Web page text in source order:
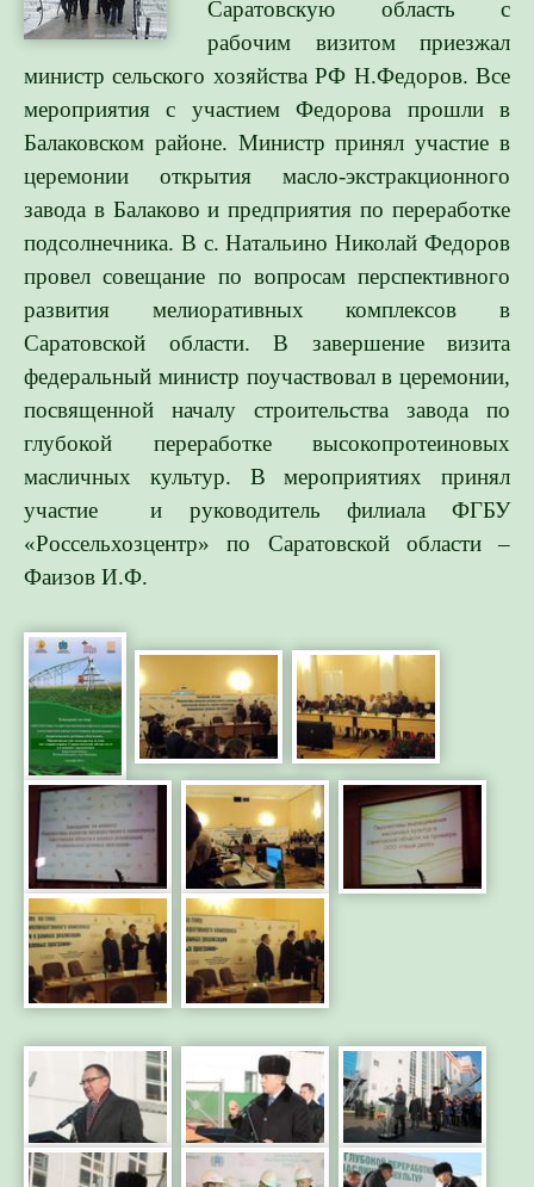
Саратовскую область с
рабочим визитом приезжал
министр сельского хозяйства РФ Н.Федоров. Все
мероприятия с участием Федорова прошли в
Балаковском районе. Министр принял участие в
церемонии открытия масло-экстракционного
завода в Балаково и предприятия по переработке
подсолнечника. В с. Натальино Николай Федоров
провел совещание по вопросам перспективного
развития мелиоративных комплексов в
Саратовской области. В завершение визита
федеральный министр поучаствовал в церемонии,
посвященной началу строительства завода по
глубокой переработке высокопротеиновых
масличных культур. В мероприятиях принял
участие и руководитель филиала ФГБУ
«Россельхозцентр» по Саратовской области –
Фаизов И.Ф.